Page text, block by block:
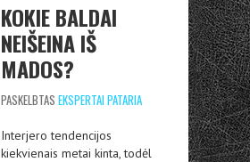
KOKIE BALDAI
NEIŠEINA IŠ
MADOS?
PASKELBTAS EKSPERTAI PATARIA
Interjero tendencijos
kiekvienais metai kinta, todėl